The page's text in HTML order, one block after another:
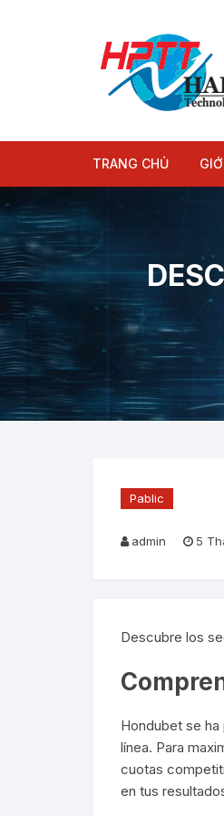
TRANG CHỦ
Pablic
admin 5
Descubre los
Hondubet se
línea. Para
cuotas
en tus